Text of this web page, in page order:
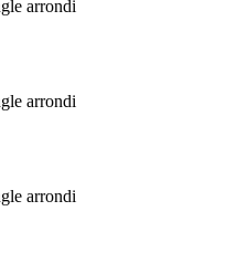
arrondi
arrondi
arrondi